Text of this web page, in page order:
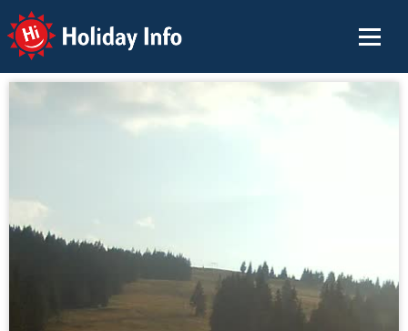
Holiday Info